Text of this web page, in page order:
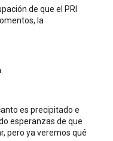
de que el PRI
la
es precipitado e
esperanzas de que
pero ya veremos qué